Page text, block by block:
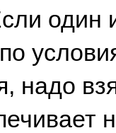
один
надо